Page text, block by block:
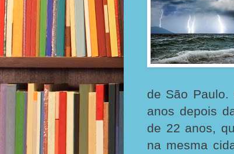
de São Paulo.
anos depois
de 22 anos,
na mesma